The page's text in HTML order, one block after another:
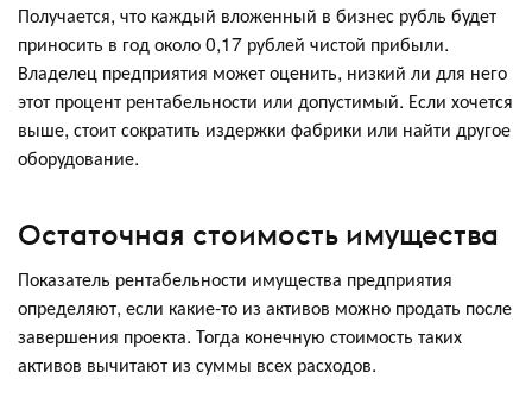
Получается, что каждый вложенный в бизнес рубль будет
приносить в год около 0,17 рублей чистой прибыли.
Владелец предприятия может оценить, низкий ли для него
этот процент рентабельности или допустимый. Если хочется
выше, стоит сократить издержки фабрики или найти другое
оборудование.
Остаточная стоимость имущества
Показатель рентабельности имущества предприятия
определяют, если какие-то из активов можно продать после
завершения проекта. Тогда конечную стоимость таких
активов вычитают из суммы всех расходов.